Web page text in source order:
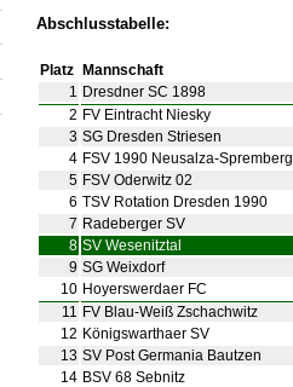
Abschlusstabelle:
Platz Mannschaft
1 Dresdner SC 1898
2 FV Eintracht Niesky
3 SG Dresden Striesen
4 FSV 1990 Neusalza-Spremberg
5 FSV Oderwitz 02
6 TSV Rotation Dresden 1990
7 Radeberger SV
8 SV Wesenitztal
9 SG Weixdorf
10 Hoyerswerdaer FC
11 FV Blau-Weiß Zschachwitz
12 Königswarthaer SV
13 SV Post Germania Bautzen
14 BSV 68 Sebnitz